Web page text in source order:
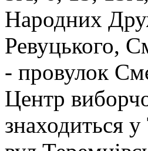
Народних
Ревуцького,
- провулок
Центр
знаходиться